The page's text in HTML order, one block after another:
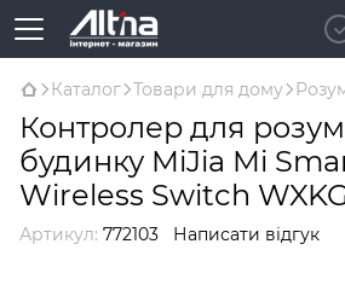
Каталог Товари для дому
Контролер для
будинку MiJia Mi
Wireless Switch
Артикул: 772103 Написати відгук